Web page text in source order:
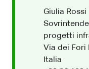
Giulia Rossi
progetti
Via dei Fori
Italia